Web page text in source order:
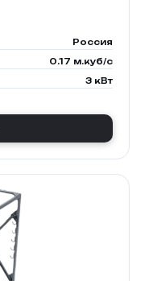
Россия
0.17 м.куб/с
3 кВт